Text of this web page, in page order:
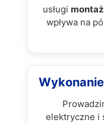
usługi
wpływa na
elektryczne i